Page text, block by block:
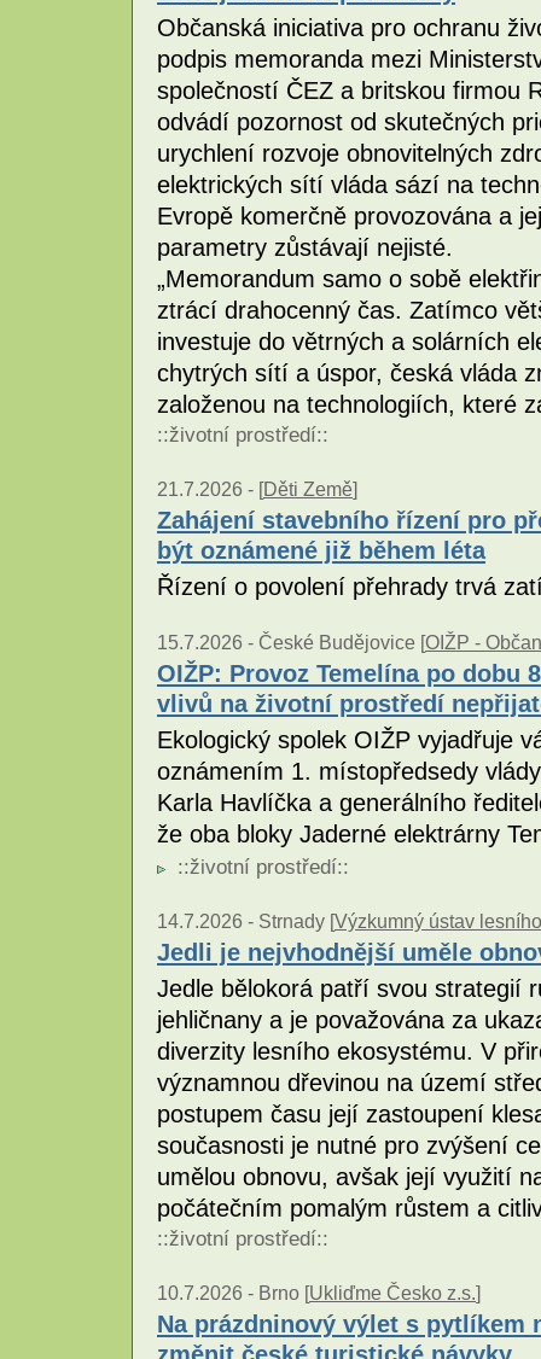
Občanská iniciativa pro ochranu
podpis memoranda mezi
společností ČEZ a britskou firmou
odvádí pozornost od skutečných
urychlení rozvoje obnovitelných
elektrických sítí vláda sází na
Evropě komerčně provozována a
parametry zůstávají nejisté.
„Memorandum samo o sobě
ztrácí drahocenný čas. Zatímco
investuje do větrných a solárních
chytrých sítí a úspor, česká vláda
založenou na technologiích, které
::životní prostředí::
21.7.2026 - [Děti Země]
Zahájení stavebního řízení pro
být oznámené již během léta
Řízení o povolení přehrady trvá
15.7.2026 - České Budějovice [OIŽP -
OIŽP: Provoz Temelína po dobu
vlivů na životní prostředí
Ekologický spolek OIŽP vyjadřuje
oznámením 1. místopředsedy
Karla Havlíčka a generálního
že oba bloky Jaderné elektrárny
::životní prostředí::
14.7.2026 - Strnady [Výzkumný ústav
Jedli je nejvhodnější uměle
Jedle bělokorá patří svou strategií
jehličnany a je považována za
diverzity lesního ekosystému. V
významnou dřevinou na území
postupem času její zastoupení
současnosti je nutné pro zvýšení
umělou obnovu, avšak její využití
počátečním pomalým růstem a
::životní prostředí::
10.7.2026 - Brno [Ukliďme Česko z.s.]
Na prázdninový výlet s pytlíkem